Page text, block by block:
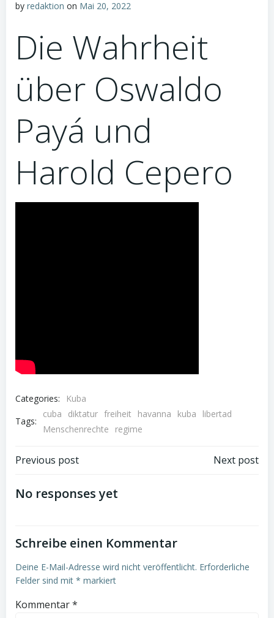
by redaktion on Mai 20, 2022
Die Wahrheit
über Oswaldo
Payá und
Harold Cepero
Categories:
Kuba
Tags:
cuba diktatur freiheit havanna kuba
libertad
Menschenrechte
regime
Post
navigation
Previous post Next post
No responses yet
Schreibe einen Kommentar
Deine E-Mail-Adresse wird nicht veröffentlicht. Erforderliche
Felder sind mit * markiert
Kommentar*